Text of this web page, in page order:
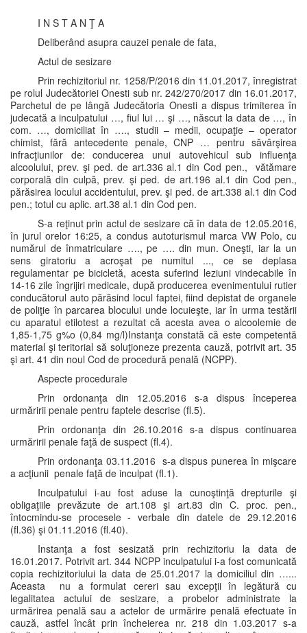
I N S T A N Ţ A
Deliberând asupra cauzei penale de fata,
Actul de sesizare
Prin rechizitoriul nr. 1258/P/2016 din 11.01.2017, înregistrat
pe rolul Judecătoriei Onesti sub nr. 242/270/2017 din 16.01.2017,
Parchetul de pe lângă Judecătoria Onesti a dispus trimiterea în
judecată a inculpatului …, fiul lui … şi …, născut la data de …, în
com. …, domiciliat în …., studii – medii, ocupaţie – operator
chimist, fără antecedente penale, CNP … pentru săvârşirea
infracţiunilor de: conducerea unui autovehicul sub influenţa
alcoolului, prev. şi ped. de art.336 al.1 din Cod pen., vătămare
corporală din culpă, prev. şi ped. de art.196 al.1 din Cod pen.,
părăsirea locului accidentului, prev. şi ped. de art.338 al.1 din Cod
pen.; totul cu aplic. art.38 al.1 din Cod pen.
S-a reţinut prin actul de sesizare că în data de 12.05.2016,
în jurul orelor 16:25, a condus autoturismul marca VW Polo, cu
numărul de înmatriculare …., pe …. din mun. Oneşti, iar la un
sens giratoriu a acroşat pe numitul ..., ce se deplasa
regulamentar pe bicicletă, acesta suferind leziuni vindecabile în
14-16 zile îngrijiri medicale, după producerea evenimentului rutier
conducătorul auto părăsind locul faptei, fiind depistat de organele
de poliţie în parcarea blocului unde locuieşte, iar în urma testării
cu aparatul etilotest a rezultat că acesta avea o alcoolemie de
1,85-1,75 g%o (0,84 mg/l)Instanţa constată că este competentă
material şi teritorial să soluţioneze prezenta cauză, potrivit art. 35
şi art. 41 din noul Cod de procedură penală (NCPP).
Aspecte procedurale
Prin ordonanţa din 12.05.2016 s-a dispus începerea
urmăririi penale pentru faptele descrise (fl.5).
Prin ordonanţa din 26.10.2016 s-a dispus continuarea
urmăririi penale faţă de suspect (fl.4).
Prin ordonanţa 03.11.2016 s-a dispus punerea în mişcare
a acţiunii penale faţă de inculpat (fl.1).
Inculpatului i-au fost aduse la cunoştinţă drepturile şi
obligaţiile prevăzute de art.108 şi art.83 din C. proc. pen.,
întocmindu-se procesele - verbale din datele de 29.12.2016
(fl.36) şi 01.11.2016 (fl.40).
Instanţa a fost sesizată prin rechizitoriu la data de
16.01.2017. Potrivit art. 344 NCPP inculpatului i-a fost comunicată
copia rechizitoriului la data de 25.01.2017 la domiciliul din …...
Aceasta nu a formulat cereri sau excepţii în legătură cu
legalitatea actului de sesizare, a probelor administrate la
urmărirea penală sau a actelor de urmărire penală efectuate în
cauză, astfel încât prin încheierea nr. 218 din 1.03.2017 s-a